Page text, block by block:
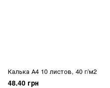
Калька А4 10 листов, 40 г/м2
48.40 грн